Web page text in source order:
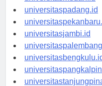
universitasmedan.id
universitaspadang.id
universitasjambi.id